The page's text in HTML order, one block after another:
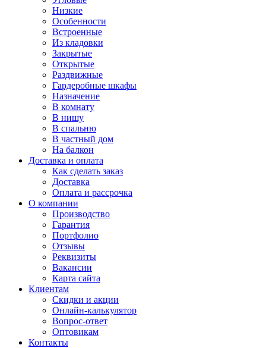
Низкие
Особенности
Встроенные
Из кладовки
Закрытые
Открытые
Раздвижные
Гардеробные шкафы
Назначение
В комнату
В нишу
В спальню
В частный дом
На балкон
Доставка и оплата
Как сделать заказ
Доставка
Оплата и рассрочка
О компании
Производство
Гарантия
Портфолио
Отзывы
Реквизиты
Вакансии
Карта сайта
Клиентам
Скидки и акции
Онлайн-калькулятор
Вопрос-ответ
Оптовикам
Контакты